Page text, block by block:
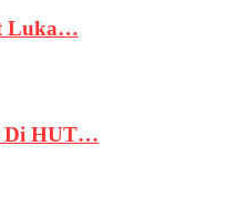
Luka…
Di HUT…